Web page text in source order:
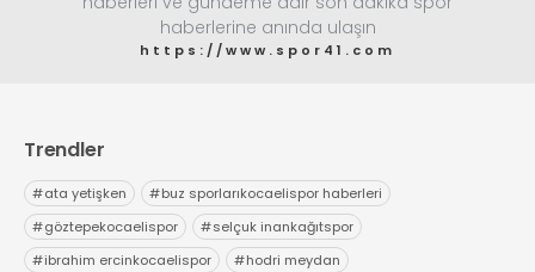
haberlerine anında ulaşın
https://www.spor41.com
Trendler
#ata yetişken #buz sporlarıkocaelispor haberleri
#göztepekocaelispor #selçuk inankağıtspor
#ibrahim ercinkocaelispor #hodri meydan